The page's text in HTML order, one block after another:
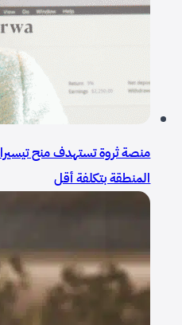
منصة ثروة تستهدف منح
المنطقة بتكلفة أقل